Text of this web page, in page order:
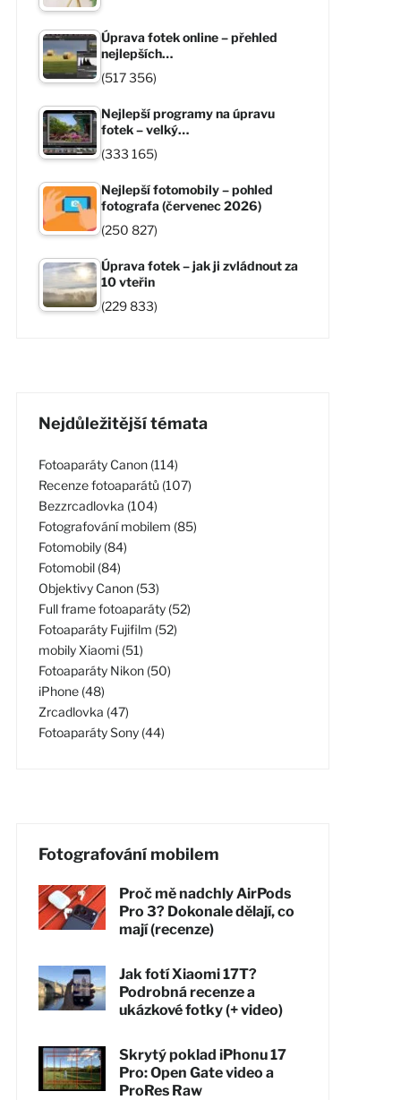
Úprava fotek online – přehled
nejlepších…
(517 356)
Nejlepší programy na úpravu
fotek – velký…
(333 165)
Nejlepší fotomobily – pohled
fotografa (červenec 2026)
(250 827)
Úprava fotek – jak ji zvládnout za
10 vteřin
(229 833)
Nejdůležitější témata
Fotoaparáty Canon (114)
Recenze fotoaparátů (107)
Bezzrcadlovka (104)
Fotografování mobilem (85)
Fotomobily (84)
Fotomobil (84)
Objektivy Canon (53)
Full frame fotoaparáty (52)
Fotoaparáty Fujifilm (52)
mobily Xiaomi (51)
Fotoaparáty Nikon (50)
iPhone (48)
Zrcadlovka (47)
Fotoaparáty Sony (44)
Fotografování mobilem
Proč mě nadchly AirPods
Pro 3? Dokonale dělají, co
mají (recenze)
Jak fotí Xiaomi 17T?
Podrobná recenze a
ukázkové fotky (+ video)
Skrytý poklad iPhonu 17
Pro: Open Gate video a
ProRes Raw